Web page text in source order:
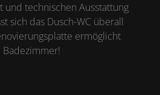
und technischen Ausstattung
sich das Dusch-WC überall
ermöglicht